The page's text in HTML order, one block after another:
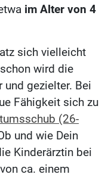
im Alter von 4
sich vielleicht
wird die
gezielter. Bei
Fähigkeit sich zu
(26-
und wie Dein
Kinderärztin bei
ca. einem